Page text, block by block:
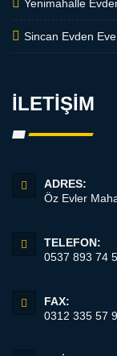
Yenimahalle
Sincan Evden
İLETİŞİM
ADRES:
Öz Evler
TELEFON:
0537 893 74
FAX:
0312 335 57